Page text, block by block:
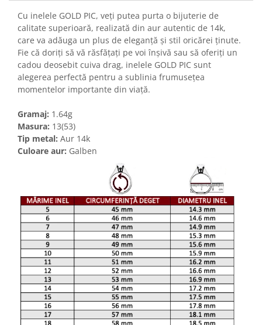
Cu inelele GOLD PIC, veți putea purta o bijuterie de
calitate superioară, realizată din aur autentic de 14k,
care va adăuga un plus de eleganță și stil oricărei ținute.
Fie că doriți să vă răsfățați pe voi înșivă sau să oferiți un
cadou deosebit cuiva drag, inelele GOLD PIC sunt
alegerea perfectă pentru a sublinia frumusețea
momentelor importante din viață.
Gramaj: 1.64g
Masura: 13(53)
Tip metal: Aur 14k
Culoare aur: Galben